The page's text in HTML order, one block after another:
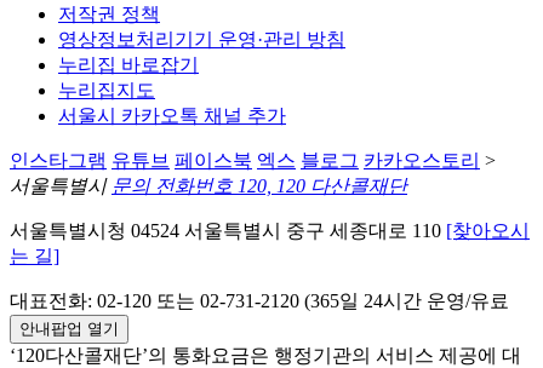
저작권 정책
영상정보처리기기 운영·관리 방침
누리집 바로잡기
누리집지도
서울시 카카오톡 채널 추가
인스타그램 유튜브 페이스북 엑스 블로그 카카오스토리 >
서울특별시 문의 전화번호 120, 120 다산콜재단
서울특별시청 04524 서울특별시 중구 세종대로 110 [찾아오시
는 길]
대표전화: 02-120 또는 02-731-2120 (365일 24시간 운영/유료
안내팝업 열기
‘120다산콜재단’의 통화요금은 행정기관의 서비스 제공에 대